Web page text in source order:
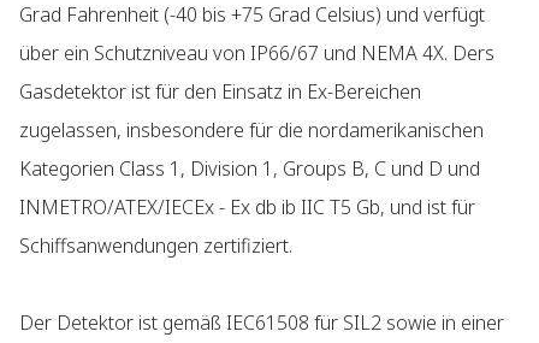
Grad Fahrenheit (-40 bis +75 Grad Celsius) und verfügt
über ein Schutzniveau von IP66/67 und NEMA 4X. Ders
Gasdetektor ist für den Einsatz in Ex-Bereichen
zugelassen, insbesondere für die nordamerikanischen
Kategorien Class 1, Division 1, Groups B, C und D und
INMETRO/ATEX/IECEx - Ex db ib IIC T5 Gb, und ist für
Schiffsanwendungen zertifiziert.
Der Detektor ist gemäß IEC61508 für SIL2 sowie in einer